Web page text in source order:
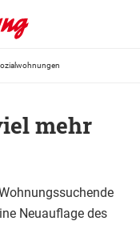
mehr
Neuauflage des